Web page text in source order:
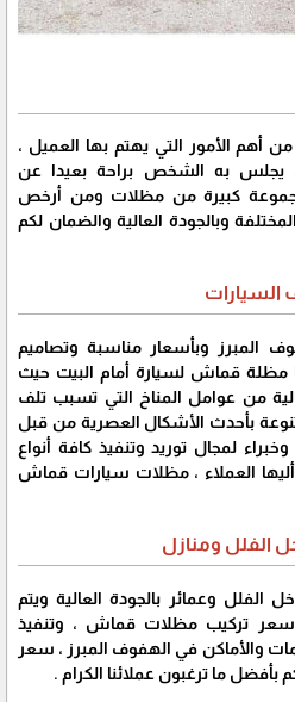
أهم الأمور التي يهتم بها العميل ،
يجلس به الشخص براحة بعيدا عن
كبيرة من مظلات ومن أرخص
وبالجودة العالية والضمان لكم
المبرز وبأسعار مناسبة وتصاميم
قماش لسيارة أمام البيت حيث
من عوامل المناخ التي تسبب تلف
بأحدث الأشكال العصرية من قبل
لمجال توريد وتنفيذ كافة أنواع
أليها العملاء ، مظلات سيارات قماش
الفلل ومنازل
وعمائر بالجودة العالية ويتم
سعر تركيب مظلات قماش ، وتنفيذ
والأماكن في الهفوف المبرز ، سعر
ما ترغبون عملائنا الكرام .